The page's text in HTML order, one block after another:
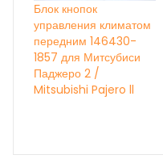
Блок кнопок
управления климатом
передним 146430-
1857 для Митсубиси
Паджеро 2 /
Mitsubishi Pajero ll